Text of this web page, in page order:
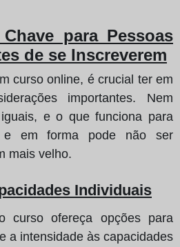
para Pessoas
de se Inscreverem
curso online, é crucial ter em
importantes. Nem
e o que funciona para
e em forma pode não ser
mais velho.
Individuais
curso ofereça opções para
a intensidade às capacidades